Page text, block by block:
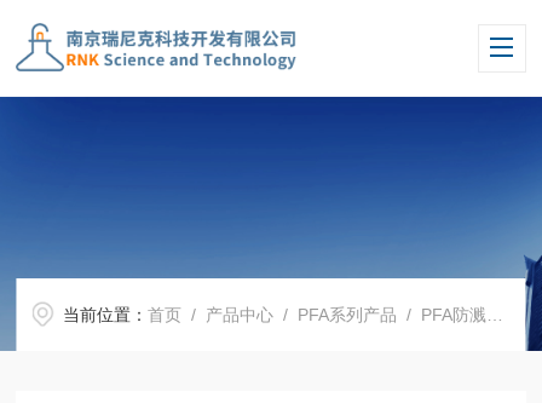
当前位置：首页 / 产品中心 / PFA系列产品 / PFA防溅球 /